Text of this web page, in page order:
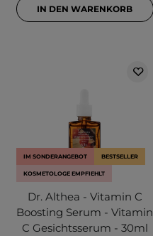
IN DEN WARENKORB
IM SONDERANGEBOT BESTSELLER
KOSMETOLOGE EMPFIEHLT
Dr. Althea - Vitamin C
Boosting Serum - Vitamin
C Gesichtsserum - 30ml